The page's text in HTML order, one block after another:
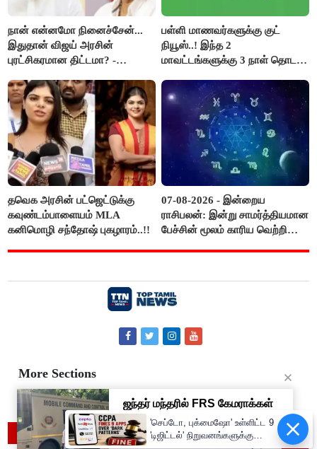
நான் என்னமோ நினைச்சேன்...
இதுதான் விஜய் அரசின்
புரட்சிகரமான திட்டமா? -
பள்ளி மாணவர்களுக்கு குட்
நியூஸ்..! இந்த 2
மாவட்டங்களுக்கு 3 நாள் தொடர்
தவெக அரசின் பட்ஜெட்டுக்கு
கவுண்டம்பாளையம் MLA
கனிமொழி சந்தோஷ் புகழாரம்..!!
07-08-2026 - இன்றைய
ராசிபலன்: இன்று சாமர்த்தியமான
பேச்சின் மூலம் காரிய வெற்றி
More Sections
Contact Us About Us Privacy Policy
© 2019 Top Tamil News
'செப்டோ, புக்மைஷோ' உள்ளிட்ட 9
'டிஜிட்டல்' நிறுவனங்களுக்கு